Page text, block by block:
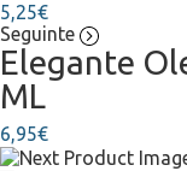
5,25€
Seguinte
Elegante
ML
6,95€